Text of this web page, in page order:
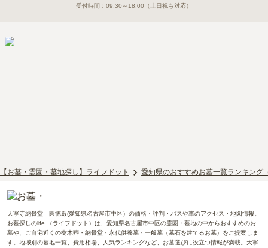
受付時間： 09:30～18:00 （土日祝も対応）
【お墓・霊園・墓地探し】ライフドット 愛知県のおすすめお墓一覧ランキング
天寧寺納骨堂 圓徳殿(愛知県名古屋市中区）の価格・評判・バスや車のアクセス・地図情報。
お墓探しのlife.（ライフドット）は、愛知県名古屋市中区の霊園・墓地の中からおすすめのお
墓や、ご自宅近くの樹木葬・納骨堂・永代供養墓・一般墓（墓石を建てるお墓）をご提案しま
す。地域別の墓地一覧、費用相場、人気ランキングなど、お墓選びに役立つ情報が満載。天寧